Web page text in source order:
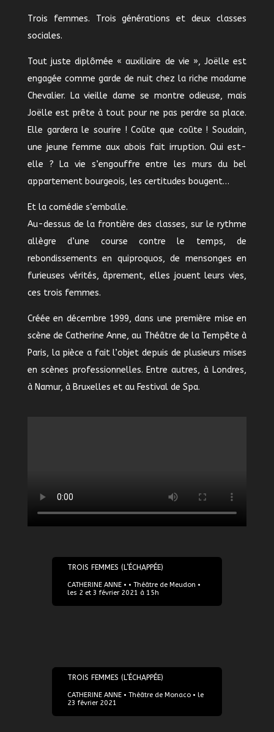
Trois femmes. Trois générations et deux classes
sociales.
Tout juste diplômée « auxiliaire de vie », Joëlle est
engagée comme garde de nuit chez la riche madame
Chevalier. La vieille dame se montre odieuse, mais
Joëlle est prête à tout pour ne pas perdre sa place.
Elle gardera le sourire ! Coûte que coûte ! Soudain,
une jeune femme aux abois fait irruption. Qui est-
elle ? La vie s’engouffre entre les murs du bel
appartement bourgeois, les certitudes bougent…
Et la comédie s’emballe.
Au-dessus de la frontière des classes, sur le rythme
allègre d’une course contre le temps, de
rebondissements en quiproquos, de mensonges en
furieuses vérités, âprement, elles jouent leurs vies,
ces trois femmes.
Créée en décembre 1999, dans une première mise en
scène de Catherine Anne, au Théâtre de la Tempête à
Paris, la pièce a fait l’objet depuis de plusieurs mises
en scènes professionnelles. Entre autres, à Londres,
à Namur, à Bruxelles et au Festival de Spa.
02/02/2021
TROIS FEMMES (L’ÉCHAPPÉE)
CATHERINE ANNE • • Théâtre de Meudon •
les 2 et 3 février 2021 à 15h
23/02/2021
TROIS FEMMES (L’ÉCHAPPÉE)
CATHERINE ANNE • Théâtre de Monaco • le
23 février 2021